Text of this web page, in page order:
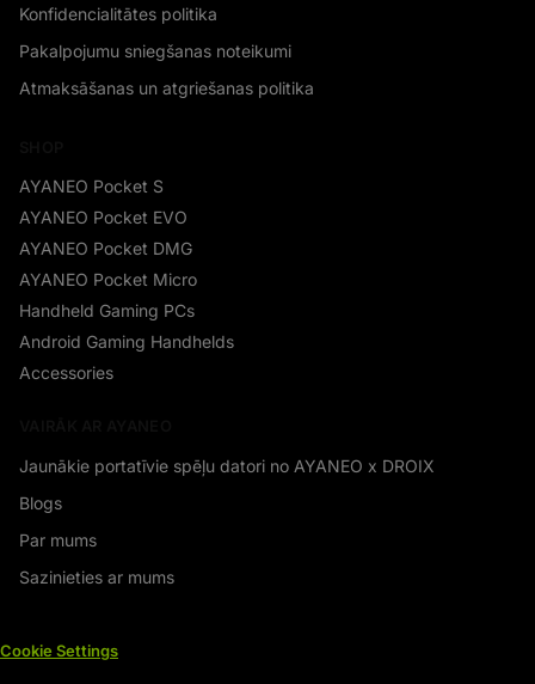
Konfidencialitātes politika
Pakalpojumu sniegšanas noteikumi
Atmaksāšanas un atgriešanas politika
AYANEO Pocket S
AYANEO Pocket EVO
AYANEO Pocket DMG
AYANEO Pocket Micro
Handheld Gaming PCs
Android Gaming Handhelds
Accessories
Jaunākie portatīvie spēļu datori no AYANEO x DROIX
Blogs
Par mums
Sazinieties ar mums
Cookie Settings